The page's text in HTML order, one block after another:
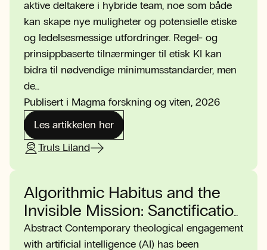
kunstig intelligens (KI) og KI-
agenter
aktive deltakere i hybride team, noe som både
kan skape nye muligheter og potensielle etiske
og ledelsesmessige utfordringer. Regel- og
prinsippbaserte tilnærminger til etisk KI kan
bidra til nødvendige minimumsstandarder, men
de…
Publisert i Magma forskning og viten, 2026
Les artikkelen her
Truls Liland
Algorithmic Habitus and the
Invisible Mission: Sanctification
as the Reordering of Desire
Abstract Contemporary theological engagement
with artificial intelligence (AI) has been